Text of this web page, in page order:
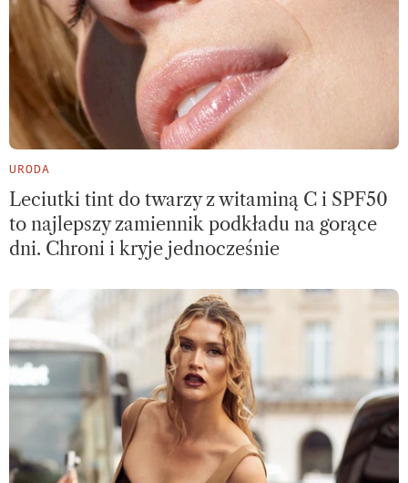
URODA
Leciutki tint do twarzy z witaminą C i SPF50
to najlepszy zamiennik podkładu na gorące
dni. Chroni i kryje jednocześnie